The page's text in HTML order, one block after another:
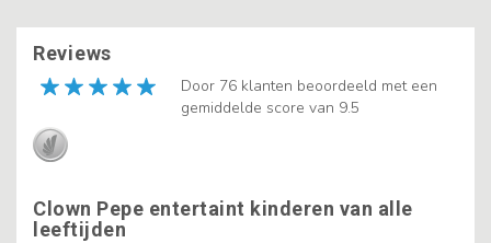
Reviews
Door 76 klanten beoordeeld met een
gemiddelde score van 9.5
Clown Pepe entertaint kinderen van alle
leeftijden